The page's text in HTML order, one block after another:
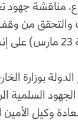
مناقشة جهود
والتحقق من
بوزارة
السلمية
وكيل الأمين